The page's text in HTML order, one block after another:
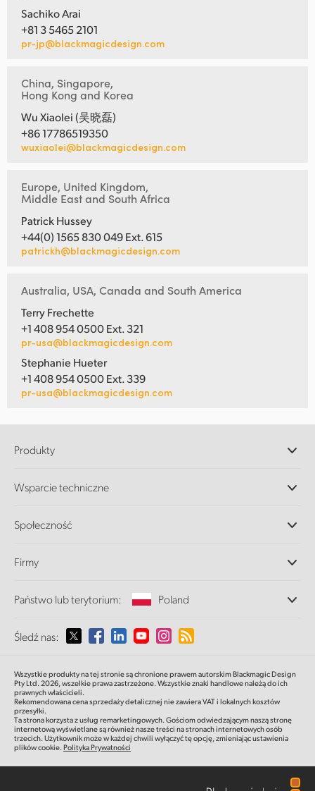
Sachiko Arai
+81 3 5465 2101
pr-jp@blackmagicdesign.com
China, Singapore,
Hong Kong and Korea
Wu Xiaolei (吴晓磊)
+86 17786519350
wuxiaolei@blackmagicdesign.com
Europe, United Kingdom,
Middle East and South Africa
Patrick Hussey
+44(0) 1565 830 049 Ext. 615
patrickh@blackmagicdesign.com
Australia, USA, Canada and South America
Terry Frechette
+1 408 954 0500 Ext. 321
pr-usa@blackmagicdesign.com
Stephanie Hueter
+1 408 954 0500 Ext. 339
pr-usa@blackmagicdesign.com
Produkty
DaVinci Resolve i oprogramowanie Fusion
Ultimatte
Przechwytywanie i odtwarzanie
Konwersja standardów
Monitorowanie
Pamięć sieciowa
Routing i dystrybucja
Transmisja i kodowanie
Wsparcie techniczne
Centrum wsparcia technicznego
Społeczność
Firmy
O nas
Multimedia
Państwo lub terytorium: Poland
Proszę wybrać państwo lub terytorium
Australia
Austria
Brazil
Śledź nas:
Wszystkie produkty na tej stronie są chronione prawem autorskim Blackmagic Design
Pty Ltd. 2026,wszelkie prawa zastrzeżone.Wszystkie znaki handlowe należą do ich
prawnych właścicieli.
Rekomendowana cena sprzedaży detalicznej nie zawiera VAT i lokalnych kosztów
przesyłki.
Ta strona korzysta z usług remarketingowych. Gościom odwiedzającym naszą stronę
internetową wyświetlane są również nasze treści na stronach internetowych osób
trzecich. Użytkownik może w każdej chwili wyłączyć tę opcję, zmieniając ustawienia
plików cookie.Polityka Prywatności